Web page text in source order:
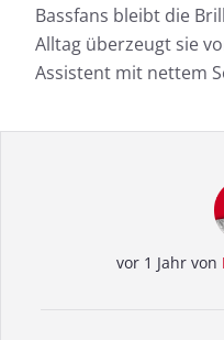
Bassfans bleibt die
Alltag überzeugt sie
Assistent mit nettem
vor 1 Jahr von